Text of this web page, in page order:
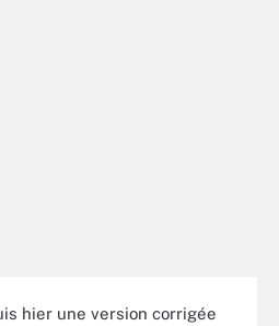
hier une version corrigée